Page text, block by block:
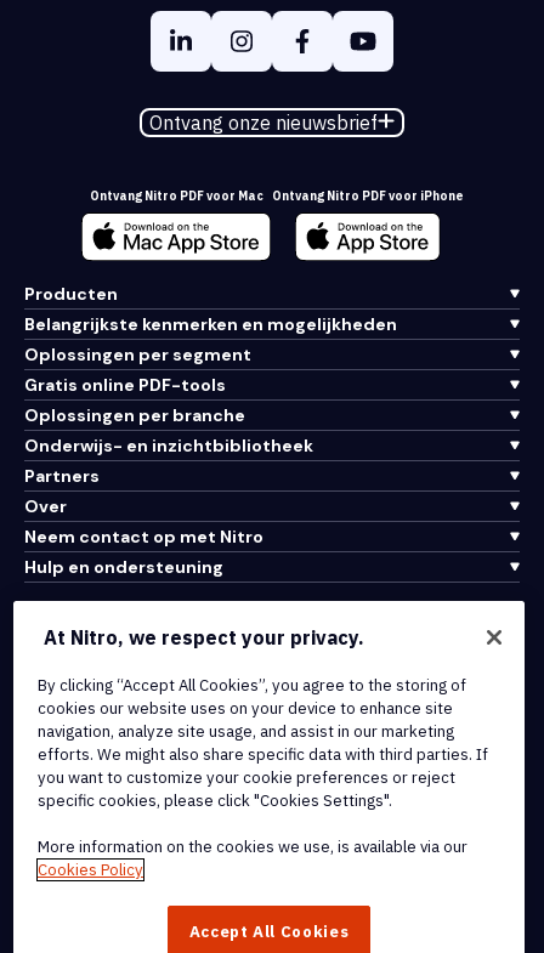
Ontvang onze nieuwsbrief
Ontvang Nitro PDF voor Mac Ontvang Nitro PDF voor iPhone
Producten
Belangrijkste kenmerken en mogelijkheden
Oplossingen per segment
Gratis online PDF-tools
Oplossingen per branche
Onderwijs- en inzichtbibliotheek
Partners
Over
Neem contact op met Nitro
Hulp en ondersteuning
Integraties en API-connectiviteit
Cookiebeleid
Copyrightbeleid
Alle voorwaarden en beleidsmaatregelen
© 2026 Nitro Software, Inc. Inc. Alle rechten voorbehouden.
Nitro, het Nitro-logo, Nitro Productivity Platform, Nitro PDF Pro, Nitro
dochterondernemingen in de Verenigde Staten en/of andere
At Nitro, we respect your privacy.
By clicking “Accept All Cookies”, you agree to the storing of
cookies our website uses on your device to enhance site
navigation, analyze site usage, and assist in our marketing
efforts. We might also share specific data with third parties. If
you want to customize your cookie preferences or reject
specific cookies, please click "Cookies Settings".
More information on the cookies we use, is available via our
Cookies Policy
Accept All Cookies